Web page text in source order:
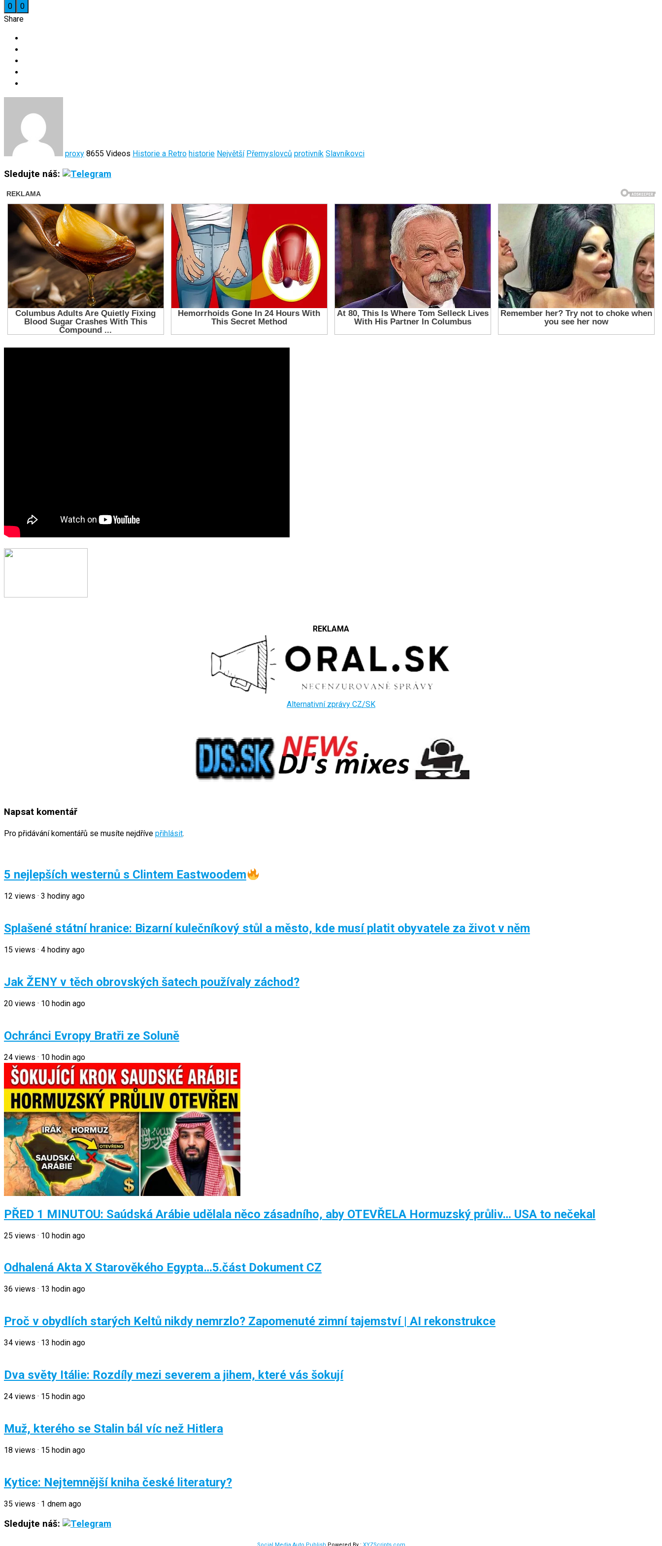
0
0
Share
proxy 8655 Videos Historie a Retro historie Největší Přemyslovců protivník Slavníkovci
Sledujte náš:
REKLAMA
Alternativní zprávy CZ/SK
Napsat komentář
Pro přidávání komentářů se musíte nejdříve přihlásit.
5 nejlepších westernů s Clintem Eastwoodem
12 views · 3 hodiny ago
Splašené státní hranice: Bizarní kulečníkový stůl a město, kde musí platit obyvatele za život v něm
15 views · 4 hodiny ago
Jak ŽENY v těch obrovských šatech používaly záchod?
20 views · 10 hodin ago
Ochránci Evropy Bratři ze Soluně
24 views · 10 hodin ago
PŘED 1 MINUTOU: Saúdská Arábie udělala něco zásadního, aby OTEVŘELA Hormuzský průliv… USA to nečekal
25 views · 10 hodin ago
Odhalená Akta X Starověkého Egypta…5.část Dokument CZ
36 views · 13 hodin ago
Proč v obydlích starých Keltů nikdy nemrzlo? Zapomenuté zimní tajemství | AI rekonstrukce
34 views · 13 hodin ago
Dva světy Itálie: Rozdíly mezi severem a jihem, které vás šokují
24 views · 15 hodin ago
Muž, kterého se Stalin bál víc než Hitlera
18 views · 15 hodin ago
Kytice: Nejtemnější kniha české literatury?
35 views · 1 dnem ago
Sledujte náš: